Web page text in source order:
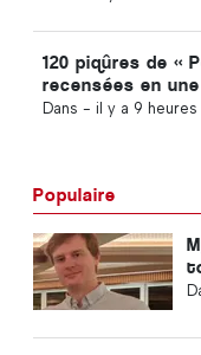
120 piqûres de «
recensées en
Dans - il y a 9 heures
Populaire